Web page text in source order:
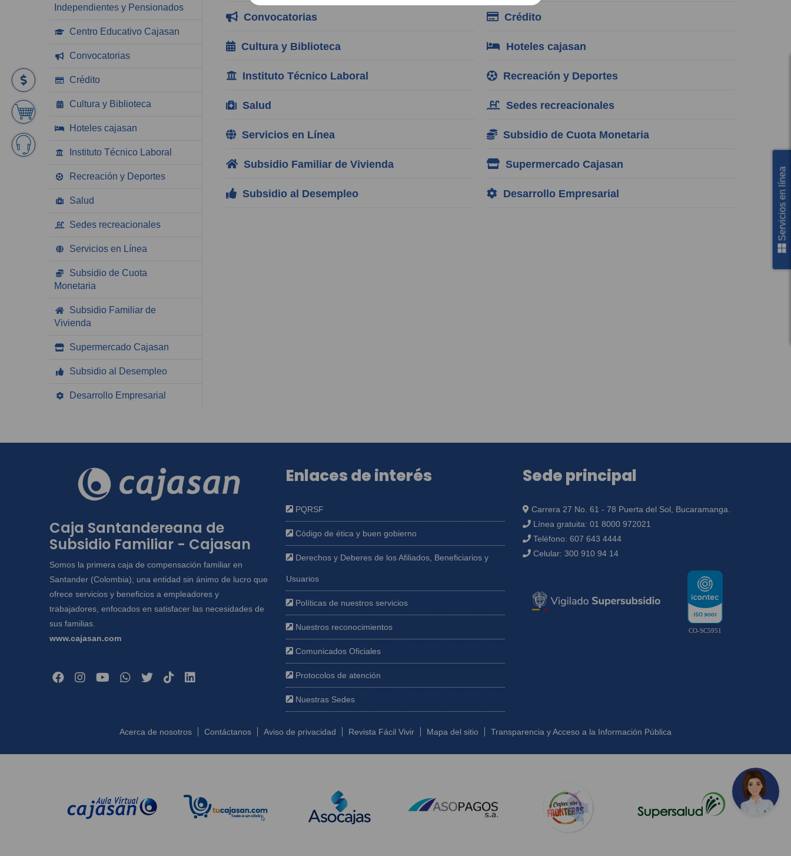
Independientes y Pensionados
Centro Educativo Cajasan
Convocatorias
Crédito
Cultura y Biblioteca
Hoteles cajasan
Instituto Técnico Laboral
Recreación y Deportes
Salud
Sedes recreacionales
Servicios en Línea
Subsidio de Cuota
Monetaria
Subsidio Familiar de
Vivienda
Supermercado Cajasan
Subsidio al Desempleo
Desarrollo Empresarial
Convocatorias Crédito
Cultura y Biblioteca Hoteles cajasan
Instituto Técnico Laboral Recreación y Deportes
Salud Sedes recreacionales
Servicios en Línea Subsidio de Cuota Monetaria
Subsidio Familiar de Vivienda Supermercado Cajasan
Subsidio al Desempleo Desarrollo Empresarial
Caja Santandereana de
Subsidio Familiar - Cajasan
Somos la primera caja de compensación familiar en
Santander (Colombia); una entidad sin ánimo de lucro que
ofrece servicios y beneficios a empleadores y
trabajadores, enfocados en satisfacer las necesidades de
sus familias.
www.cajasan.com
Enlaces de interés
PQRSF
Código de ética y buen gobierno
Derechos y Deberes de los Afiliados, Beneficiarios y
Usuarios
Políticas de nuestros servicios
Nuestros reconocimientos
Comunicados Oficiales
Protocolos de atención
Nuestras Sedes
Sede principal
Carrera 27 No. 61 - 78 Puerta del Sol, Bucaramanga.
Línea gratuita: 01 8000 972021
Teléfono: 607 643 4444
Celular: 300 910 94 14
CO-SC5951
Acerca de nosotros Contáctanos Aviso de privacidad Revista Fácil Vivir Mapa del sitio Transparencia y Acceso a la Información Pública
Servicios en línea